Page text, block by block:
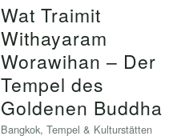
Wat Traimit
Withayaram
Worawihan – Der
Tempel des
Goldenen Buddha
Bangkok,Tempel & Kulturstätten